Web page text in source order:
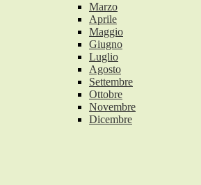
Marzo
Aprile
Maggio
Giugno
Luglio
Agosto
Settembre
Ottobre
Novembre
Dicembre